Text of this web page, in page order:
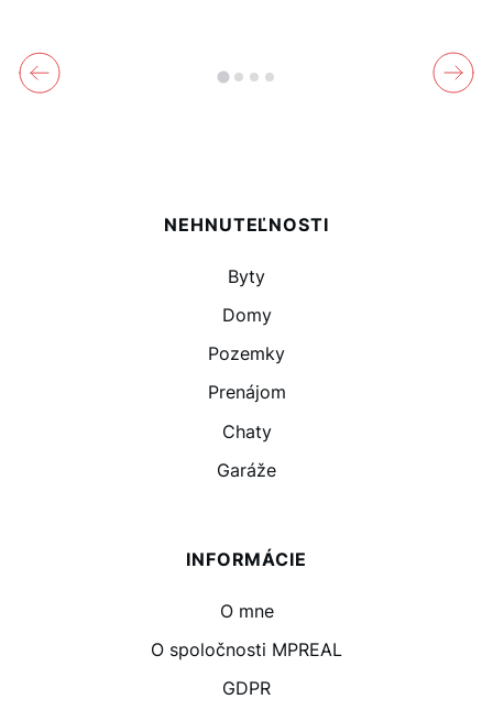
NEHNUTEĽNOSTI
Byty
Domy
Pozemky
Prenájom
Chaty
Garáže
INFORMÁCIE
O mne
O spoločnosti MPREAL
GDPR